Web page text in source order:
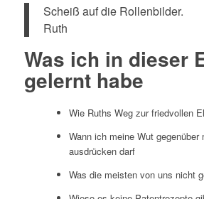
Scheiß auf die Rollenbilder.
Ruth
Was ich in dieser
gelernt habe
Wie Ruths Weg zur friedvollen
Wann ich meine Wut gegenüber
ausdrücken darf
Was die meisten von uns nicht